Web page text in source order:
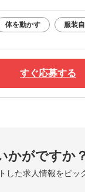
体を動かす 服装
すぐ応募する
かがですか？
した求人情報をピッ